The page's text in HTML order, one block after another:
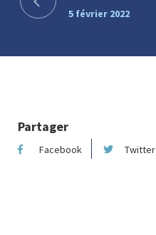
5 février 2022
Partager
Facebook Twitter